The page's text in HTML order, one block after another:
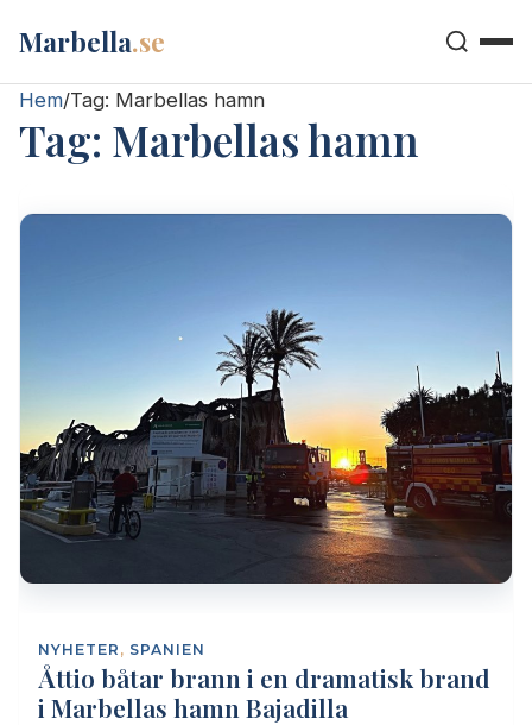
Marbella.se
Hem/Tag: Marbellas hamn
Tag: Marbellas hamn
NYHETER , SPANIEN
Åttio båtar brann i en dramatisk brand
i Marbellas hamn Bajadilla